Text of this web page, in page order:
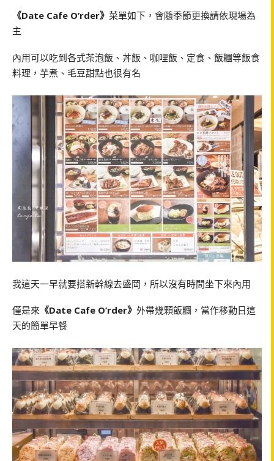
《Date Cafe O’rder》 菜單如下，會隨季節更換請依現場為
主
內用可以吃到各式茶泡飯、丼飯、咖哩飯、定食、飯糰等飯食
料理，芋煮、毛豆甜點也很有名
我這天一早就要搭新幹線去盛岡，所以沒有時間坐下來內用
僅是來 《Date Cafe O’rder》 外帶幾顆飯糰，當作移動日這
天的簡單早餐